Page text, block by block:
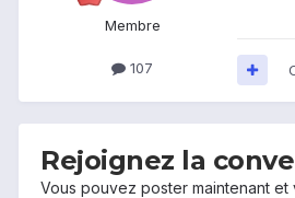
Membre
107
Rejoignez la
Vous pouvez poster maintenant